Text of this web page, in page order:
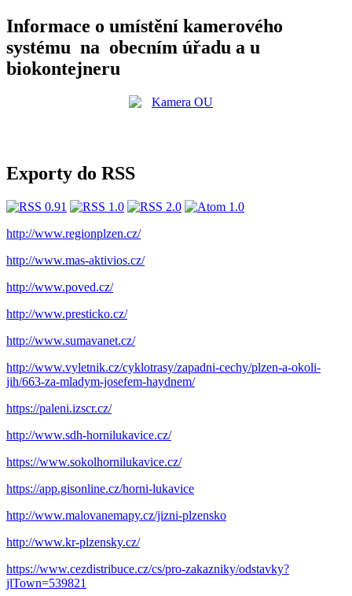
Informace o umístění kamerového
systému na obecním úřadu a u
biokontejneru
Exporty do RSS
http://www.regionplzen.cz/
http://www.mas-aktivios.cz/
http://www.poved.cz/
http://www.presticko.cz/
http://www.sumavanet.cz/
http://www.vyletnik.cz/cyklotrasy/zapadni-cechy/plzen-a-okoli-
jih/663-za-mladym-josefem-haydnem/
https://paleni.izscr.cz/
http://www.sdh-hornilukavice.cz/
https://www.sokolhornilukavice.cz/
https://app.gisonline.cz/horni-lukavice
http://www.malovanemapy.cz/jizni-plzensko
http://www.kr-plzensky.cz/
https://www.cezdistribuce.cz/cs/pro-zakazniky/odstavky?
jlTown=539821